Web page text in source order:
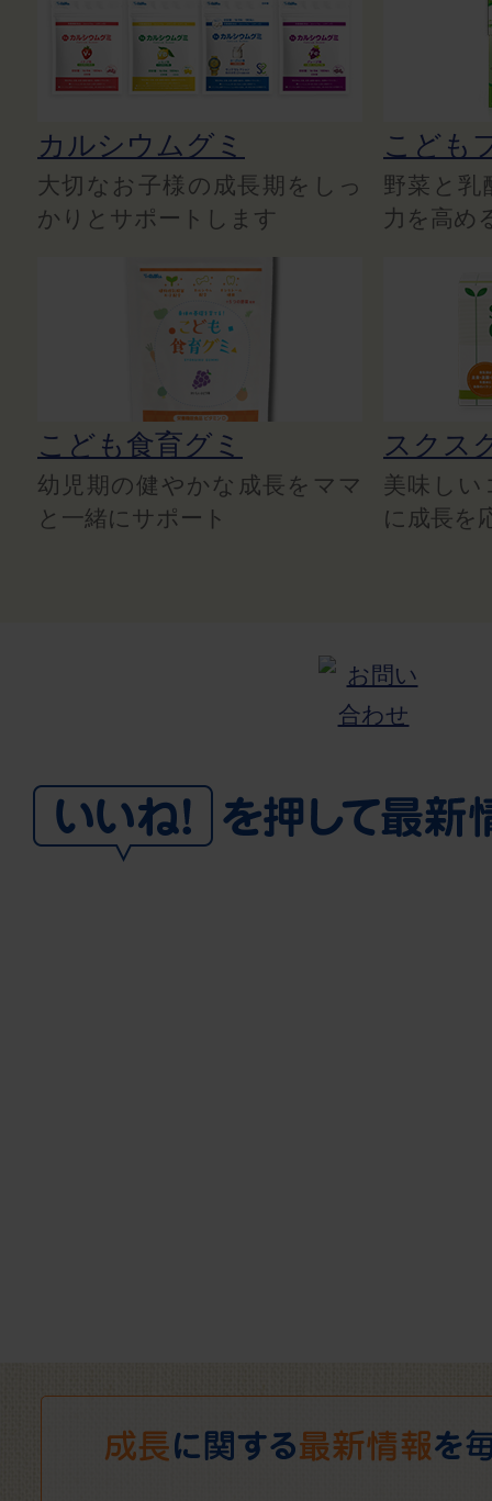
カルシウムグミ
大切なお子様の成長期をしっ
かりとサポートします
こども
野菜と乳
力を高め
こども食育グミ
幼児期の健やかな成長をママ
と一緒にサポート
スクス
美味しい
に成長を